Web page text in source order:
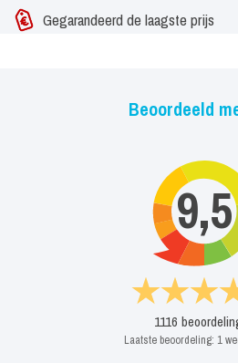
Gegarandeerd de laagste prijs
Beoordeeld
9,5
1116
Laatste beoordeling: 1